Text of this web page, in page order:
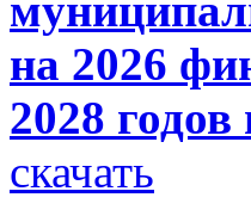
на 2026
2028 годов
скачать